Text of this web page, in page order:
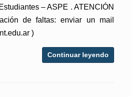
– ASPE . ATENCIÓN
de faltas: enviar un mail
)
Continuar leyendo